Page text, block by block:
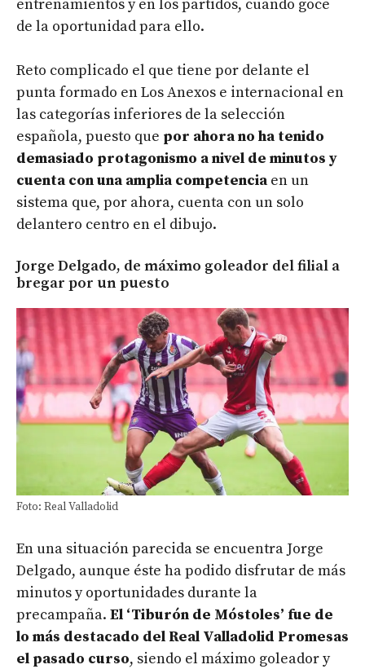
entrenamientos y en los partidos, cuando goce
de la oportunidad para ello.
Reto complicado el que tiene por delante el
punta formado en Los Anexos e internacional en
las categorías inferiores de la selección
española, puesto que por ahora no ha tenido
demasiado protagonismo a nivel de minutos y
cuenta con una amplia competencia en un
sistema que, por ahora, cuenta con un solo
delantero centro en el dibujo.
Jorge Delgado, de máximo goleador del filial a
bregar por un puesto
Foto: Real Valladolid
En una situación parecida se encuentra Jorge
Delgado, aunque éste ha podido disfrutar de más
minutos y oportunidades durante la
precampaña. El ‘Tiburón de Móstoles’ fue de
lo más destacado del Real Valladolid Promesas
el pasado curso, siendo el máximo goleador y